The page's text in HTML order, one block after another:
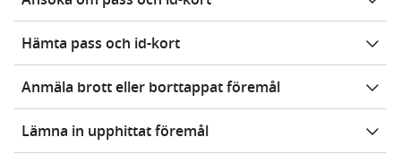
Hämta pass och id-kort
Anmäla brott eller borttappat föremål
Lämna in upphittat föremål